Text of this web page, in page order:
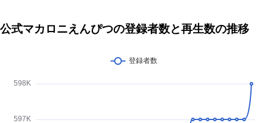
公式マカロニえんぴつの登録者数と再生数の推移